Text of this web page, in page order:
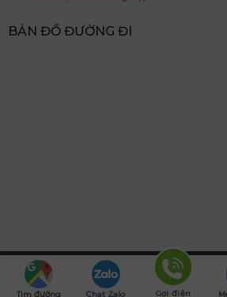
BẢN ĐỒ ĐƯỜNG ĐI
Hotline: 0968.509.468
© Nệm Thắng Lợi.Website được thiết
Tìm đường Chat Zalo Gọi điện